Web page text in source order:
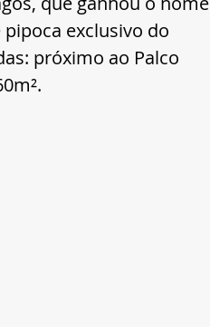
pipoca exclusivo do
próximo ao Palco